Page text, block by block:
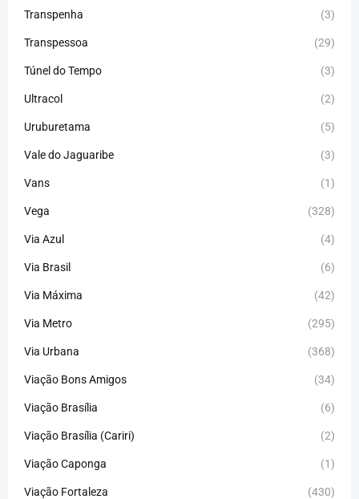
Transpenha (3)
Transpessoa (29)
Túnel do Tempo (3)
Ultracol (2)
Uruburetama (5)
Vale do Jaguaribe (3)
Vans (1)
Vega (328)
Via Azul (4)
Via Brasil (6)
Via Máxima (42)
Via Metro (295)
Via Urbana (368)
Viação Bons Amigos (34)
Viação Brasília (6)
Viação Brasília (Cariri) (2)
Viação Caponga (1)
Viação Fortaleza (430)